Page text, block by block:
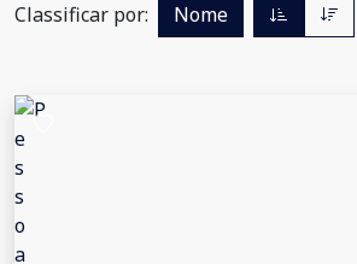
Classificar por: Nome